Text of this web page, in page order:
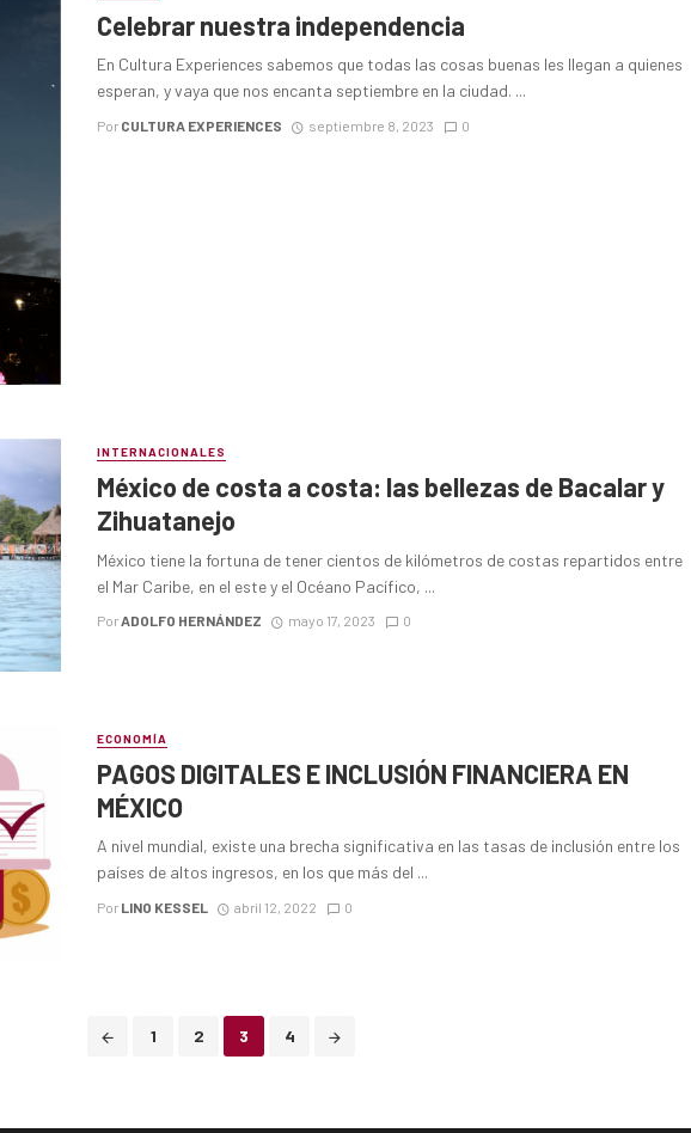
Celebrar nuestra independencia
En Cultura Experiences sabemos que todas las cosas buenas les llegan a quienes
esperan, y vaya que nos encanta septiembre en la ciudad. ...
Por CULTURA EXPERIENCES septiembre 8, 2023 0
INTERNACIONALES
México de costa a costa: las bellezas de Bacalar y
Zihuatanejo
México tiene la fortuna de tener cientos de kilómetros de costas repartidos entre
el Mar Caribe, en el este y el Océano Pacífico, ...
PorADOLFO HERNÁNDEZ mayo 17, 2023 0
ECONOMÍA
PAGOS DIGITALES E INCLUSIÓN FINANCIERA EN
MÉXICO
A nivel mundial, existe una brecha significativa en las tasas de inclusión entre los
países de altos ingresos, en los que más del ...
Por LINO KESSEL abril 12, 2022 0
1 2 3 4